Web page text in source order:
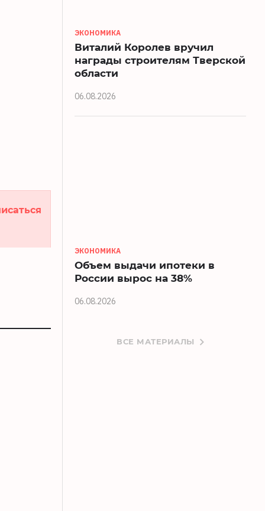
ЭКОНОМИКА
Виталий Королев вручил
награды строителям Тверской
области
06.08.2026
ЭКОНОМИКА
Объем выдачи ипотеки в
России вырос на 38%
06.08.2026
ВСЕ МАТЕРИАЛЫ